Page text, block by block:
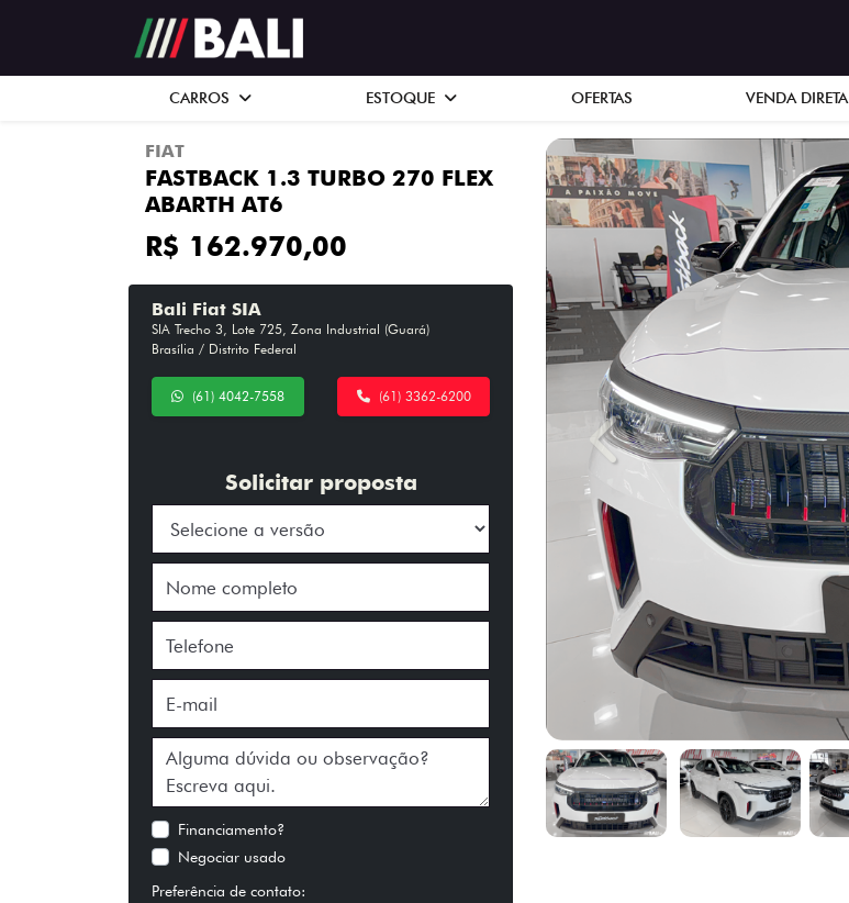
CARROS ESTOQUE OFERTAS VENDA DIRETA
FIAT
FASTBACK 1.3 TURBO 270 FLEX
ABARTH AT6
R$ 162.970,00
Bali Fiat SIA
SIA Trecho 3, Lote 725, Zona Industrial (Guará)
Brasília / Distrito Federal
(61) 3362-6200
(61) 4042-7558
Solicitar proposta
Financiamento?
Negociar usado
Preferência de contato:
Previous